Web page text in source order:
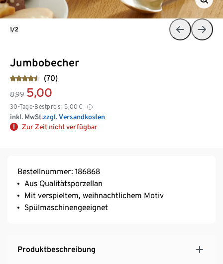
Jumbobecher
(70)
8,99 5,00
30-Tage-Bestpreis: 5,00 €
inkl. MwSt.zzgl. Versandkosten
Zur Zeit nicht verfügbar
1/2
Bestellnummer: 186868
Aus Qualitätsporzellan
Mit verspieltem, weihnachtlichem Motiv
Spülmaschinengeeignet
Produktbeschreibung